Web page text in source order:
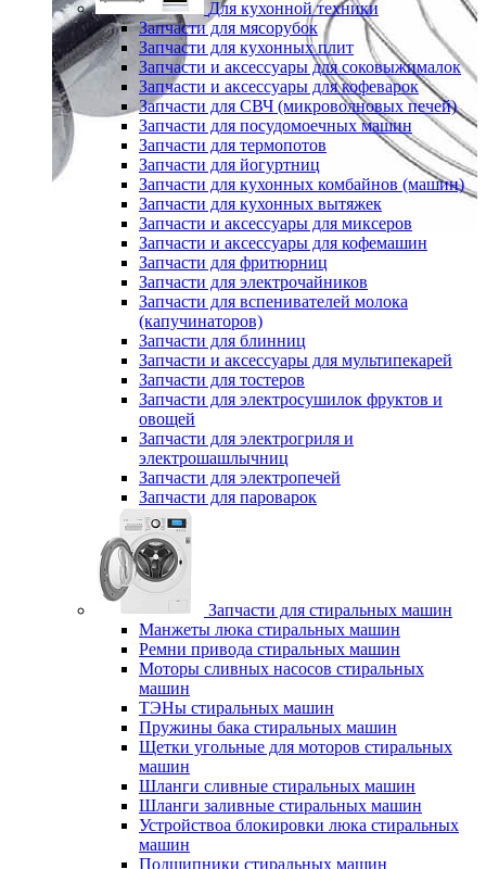
Для кухонной техники
Запчасти для мясорубок
Запчасти для кухонных плит
Запчасти и аксессуары для соковыжималок
Запчасти и аксессуары для кофеварок
Запчасти для СВЧ (микроволновых печей)
Запчасти для посудомоечных машин
Запчасти для термопотов
Запчасти для йогуртниц
Запчасти для кухонных комбайнов (машин)
Запчасти для кухонных вытяжек
Запчасти и аксессуары для миксеров
Запчасти и аксессуары для кофемашин
Запчасти для фритюрниц
Запчасти для электрочайников
Запчасти для вспенивателей молока
(капучинаторов)
Запчасти для блинниц
Запчасти и аксессуары для мультипекарей
Запчасти для тостеров
Запчасти для электросушилок фруктов и
овощей
Запчасти для электрогриля и
электрошашлычниц
Запчасти для электропечей
Запчасти для пароварок
Запчасти для стиральных машин
Манжеты люка стиральных машин
Ремни привода стиральных машин
Моторы сливных насосов стиральных
машин
ТЭНы стиральных машин
Пружины бака стиральных машин
Щетки угольные для моторов стиральных
машин
Шланги сливные стиральных машин
Шланги заливные стиральных машин
Устройствоа блокировки люка стиральных
машин
Подшипники стиральных машин